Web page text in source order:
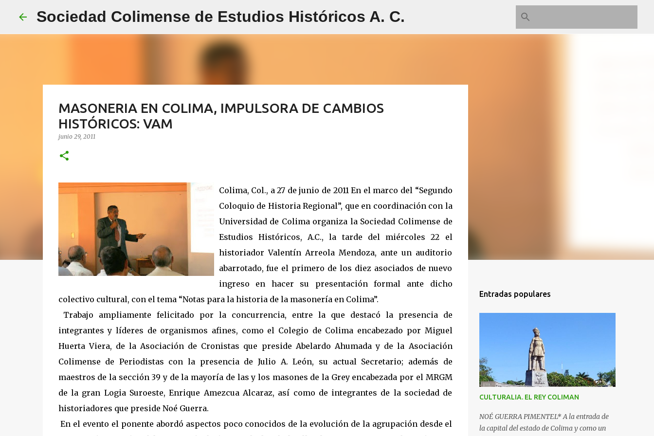
Ir al contenido principal
Sociedad Colimense de Estudios Históricos A. C.
MASONERIA EN COLIMA, IMPULSORA DE CAMBIOS
HISTÓRICOS: VAM
junio 29, 2011
Colima, Col., a 27 de junio de 2011 En el marco del “Segundo
Coloquio de Historia Regional”, que en coordinación con la
Universidad de Colima organiza la Sociedad Colimense de
Estudios Históricos, A.C., la tarde del miércoles 22 el
historiador Valentín Arreola Mendoza, ante un auditorio
abarrotado, fue el primero de los diez asociados de nuevo
ingreso en hacer su presentación formal ante dicho
colectivo cultural, con el tema “Notas para la historia de la masonería en Colima”.
Trabajo ampliamente felicitado por la concurrencia, entre la que destacó la presencia de
integrantes y líderes de organismos afines, como el Colegio de Colima encabezado por Miguel
Huerta Viera, de la Asociación de Cronistas que preside Abelardo Ahumada y de la Asociación
Colimense de Periodistas con la presencia de Julio A. León, su actual Secretario; además de
maestros de la sección 39 y de la mayoría de las y los masones de la Grey encabezada por el MRGM
de la gran Logia Suroeste, Enrique Amezcua Alcaraz, así como de integrantes de la sociedad de
historiadores que preside Noé Guerra.
En el evento el ponente abordó aspectos poco conocidos de la evolución de la agrupación desde el
Entradas populares
CULTURALIA. EL REY COLIMAN
NOÉ GUERRA PIMENTEL* A la entrada de
la capital del estado de Colima y como un